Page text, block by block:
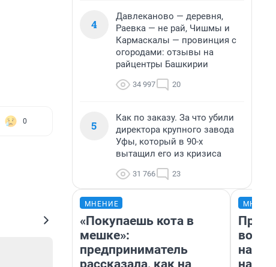
0
4
Давлеканово — деревня,
Раевка — не рай, Чишмы и
Кармаскалы — провинция с
огородами: отзывы на
райцентры Башкирии
34 997 20
5
Как по заказу. За что убили
директора крупного завода
Уфы, который в 90-х
вытащил его из кризиса
31 766 23
МНЕНИЕ
«Покупаешь кота в
мешке»:
предприниматель
рассказала, как на
нам